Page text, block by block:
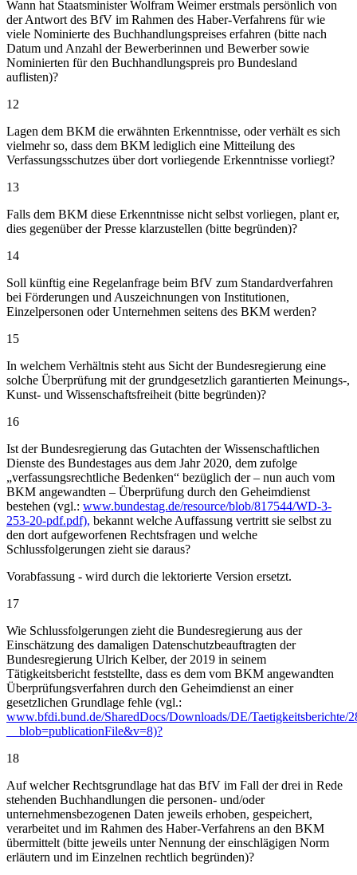
Wann hat Staatsminister Wolfram Weimer erstmals persönlich von
der Antwort des BfV im Rahmen des Haber-Verfahrens für wie
viele Nominierte des Buchhandlungspreises erfahren (bitte nach
Datum und Anzahl der Bewerberinnen und Bewerber sowie
Nominierten für den Buchhandlungspreis pro Bundesland
auflisten)?
12
Lagen dem BKM die erwähnten Erkenntnisse, oder verhält es sich
vielmehr so, dass dem BKM lediglich eine Mitteilung des
Verfassungsschutzes über dort vorliegende Erkenntnisse vorliegt?
13
Falls dem BKM diese Erkenntnisse nicht selbst vorliegen, plant er,
dies gegenüber der Presse klarzustellen (bitte begründen)?
14
Soll künftig eine Regelanfrage beim BfV zum Standardverfahren
bei Förderungen und Auszeichnungen von Institutionen,
Einzelpersonen oder Unternehmen seitens des BKM werden?
15
In welchem Verhältnis steht aus Sicht der Bundesregierung eine
solche Überprüfung mit der grundgesetzlich garantierten Meinungs-,
Kunst- und Wissenschaftsfreiheit (bitte begründen)?
16
Ist der Bundesregierung das Gutachten der Wissenschaftlichen
Dienste des Bundestages aus dem Jahr 2020, dem zufolge
„verfassungsrechtliche Bedenken“ bezüglich der – nun auch vom
BKM angewandten – Überprüfung durch den Geheimdienst
bestehen (vgl.: www.bundestag.de/resource/blob/817544/WD-3-
253-20-pdf.pdf), bekannt welche Auffassung vertritt sie selbst zu
den dort aufgeworfenen Rechtsfragen und welche
Schlussfolgerungen zieht sie daraus?
Vorabfassung - wird durch die lektorierte Version ersetzt.
17
Wie Schlussfolgerungen zieht die Bundesregierung aus der
Einschätzung des damaligen Datenschutzbeauftragten der
Bundesregierung Ulrich Kelber, der 2019 in seinem
Tätigkeitsbericht feststellte, dass es dem vom BKM angewandten
Überprüfungsverfahren durch den Geheimdienst an einer
gesetzlichen Grundlage fehle (vgl.:
www.bfdi.bund.de/SharedDocs/Downloads/DE/Taetigkeitsberichte/
__blob=publicationFile&v=8)?
18
Auf welcher Rechtsgrundlage hat das BfV im Fall der drei in Rede
stehenden Buchhandlungen die personen- und/oder
unternehmensbezogenen Daten jeweils erhoben, gespeichert,
verarbeitet und im Rahmen des Haber-Verfahrens an den BKM
übermittelt (bitte jeweils unter Nennung der einschlägigen Norm
erläutern und im Einzelnen rechtlich begründen)?